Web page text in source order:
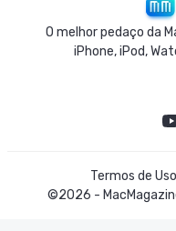
Apple iPhone 15
O melhor pedaço da
iPhone, iPod,
Termos de Uso
©2026 -